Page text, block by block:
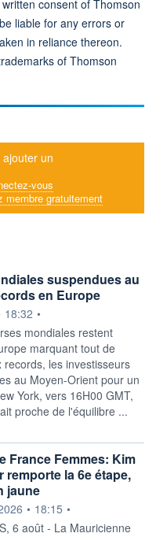
consent of Thomson
liable for any errors or
in reliance thereon.
of Thomson
un
vous
membre gratuitement
suspendues au
en Europe
18:32 •
mondiales restent
marquant tout de
les investisseurs
au Moyen-Orient pour un
York, vers 16H00 GMT,
proche de l'équilibre ...
France Femmes: Kim
remporte la 6e étape,
jaune
• 18:15 •
‌6 août - La Mauricienne